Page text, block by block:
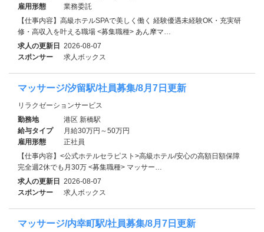
雇用形態
業務委託
【仕事内容】高級ホテルSPAで美しく働く 経験優遇未経験OK・充実研
修・高収入を叶える職場 <募集職種> あん摩マ…
求人の更新日 2026-08-07
スポンサー
求人ボックス
マッサージ/汐留駅/社員募集/8月7日更新
リラクゼーションサービス
勤務地
港区 新橋駅
給与タイプ
月給30万円～50万円
雇用形態
正社員
【仕事内容】<公式ホテルセラピスト>高級ホテル/安心の高額日額保障
完全週2休でも月30万 <募集職種> マッサー…
求人の更新日 2026-08-07
スポンサー
求人ボックス
マッサージ/内幸町駅/社員募集/8月7日更新